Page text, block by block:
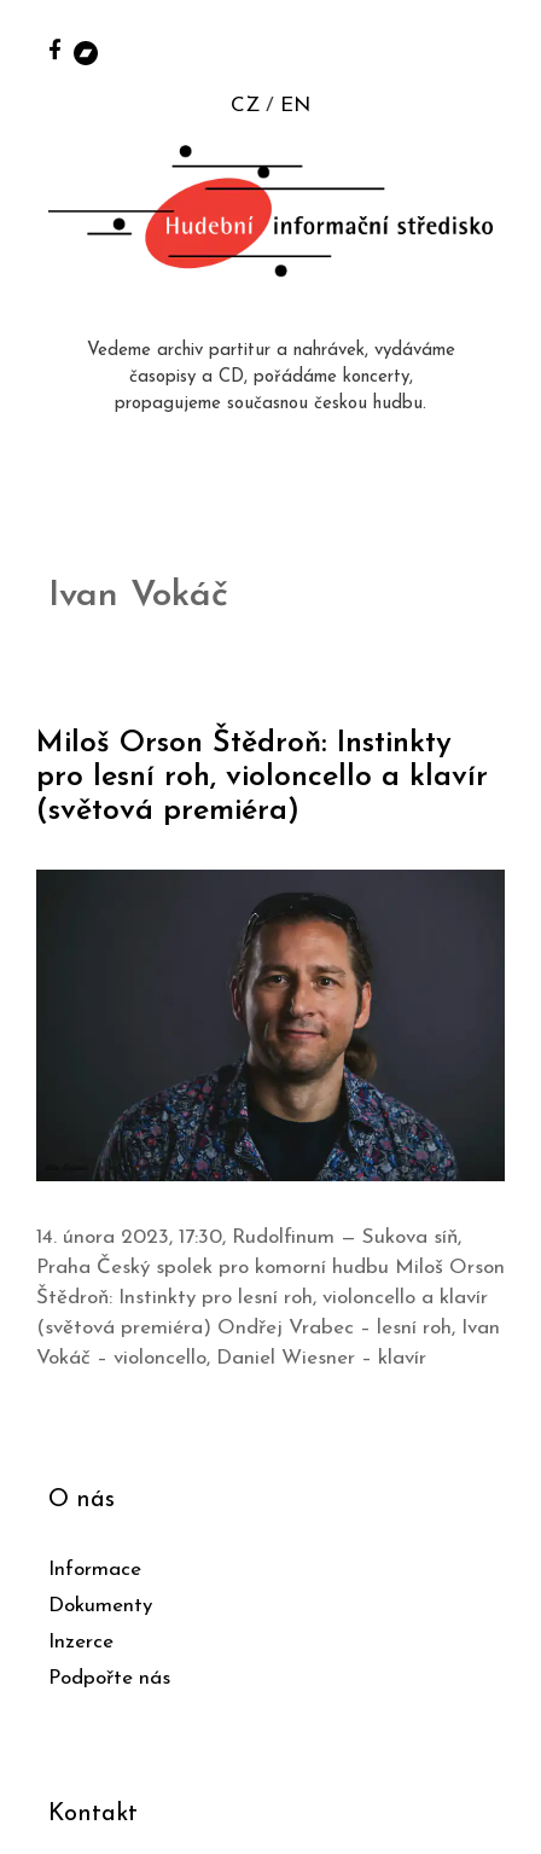
CZ EN
Vedeme archiv partitur a nahrávek, vydáváme
časopisy a CD, pořádáme koncerty,
propagujeme současnou českou hudbu.
Ivan Vokáč
Miloš Orson Štědroň: Instinkty
pro lesní roh, violoncello a klavír
(světová premiéra)
14. února 2023, 17:30, Rudolfinum — Sukova síň,
Praha Český spolek pro komorní hudbu Miloš Orson
Štědroň: Instinkty pro lesní roh, violoncello a klavír
(světová premiéra) Ondřej Vrabec – lesní roh, Ivan
Vokáč – violoncello, Daniel Wiesner – klavír
O nás
Informace
Dokumenty
Inzerce
Podpořte nás
Kontakt